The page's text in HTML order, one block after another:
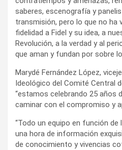
saberes, escenografía y
transmisión, pero lo que no ha
fidelidad a Fidel y su idea, a
Revolución, a la verdad y al
que aman y fundan por sobre
Marydé Fernández López,
Ideológico del Comité Central
“estamos celebrando 25 años
caminar con el compromiso y
“Todo un equipo en función de
una hora de información
de conocimiento y vivencias